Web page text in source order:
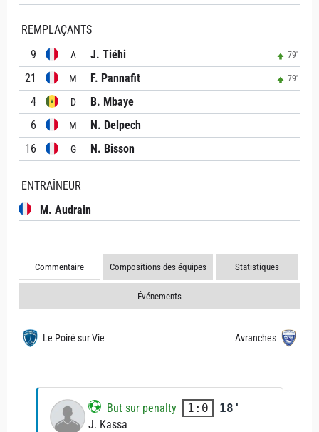
REMPLAÇANTS
9
A J. Tiéhi 79'
21 M F. Pannafit 79'
4 D
B. Mbaye
6
M
N. Delpech
16
G N. Bisson
ENTRAÎNEUR
M. Audrain
Commentaire Compositions des équipes Statistiques
Événements
Le Poiré sur Vie Avranches
But sur penalty 1:0
18'
J. Kassa